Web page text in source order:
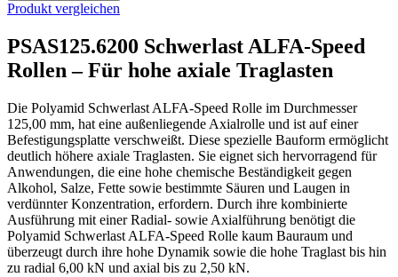
Produkt vergleichen
PSAS125.6200 Schwerlast ALFA-Speed
Rollen – Für hohe axiale Traglasten
Die Polyamid Schwerlast ALFA-Speed Rolle im Durchmesser
125,00 mm, hat eine außenliegende Axialrolle und ist auf einer
Befestigungsplatte verschweißt. Diese spezielle Bauform ermöglicht
deutlich höhere axiale Traglasten. Sie eignet sich hervorragend für
Anwendungen, die eine hohe chemische Beständigkeit gegen
Alkohol, Salze, Fette sowie bestimmte Säuren und Laugen in
verdünnter Konzentration, erfordern. Durch ihre kombinierte
Ausführung mit einer Radial- sowie Axialführung benötigt die
Polyamid Schwerlast ALFA-Speed Rolle kaum Bauraum und
überzeugt durch ihre hohe Dynamik sowie die hohe Traglast bis hin
zu radial 6,00 kN und axial bis zu 2,50 kN.